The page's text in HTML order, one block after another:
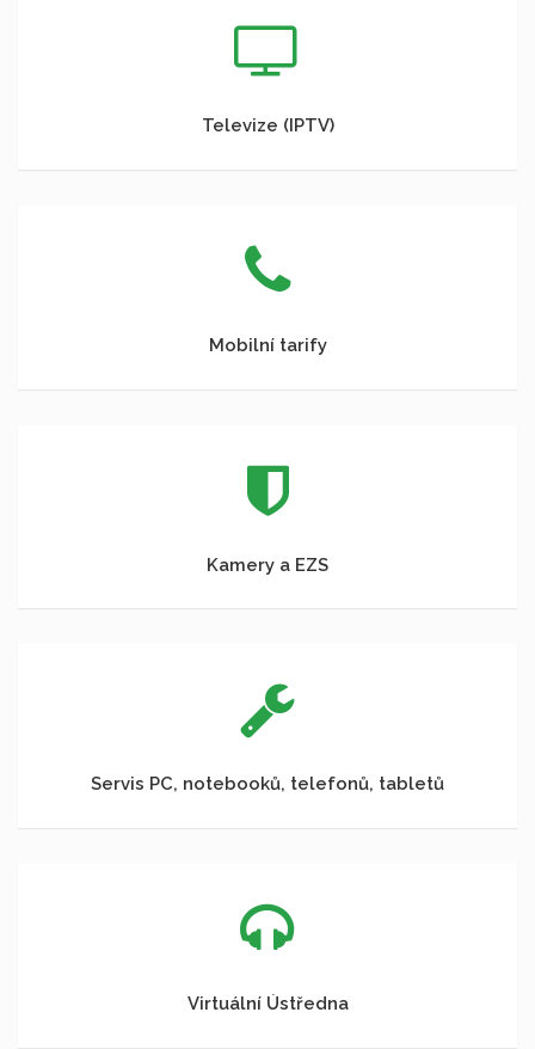
Televize (IPTV)
Mobilní tarify
Kamery a EZS
Servis PC, notebooků, telefonů, tabletů
Virtuální Ústředna